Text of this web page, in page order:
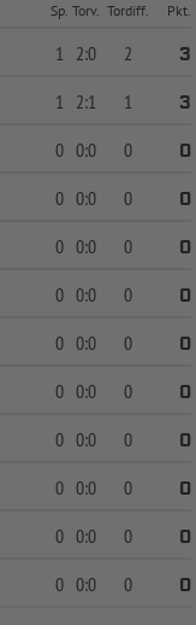
Sp. Torv. Tordiff. Pkt.
1 2:0 2
3
1 2:1 1
3
0 0:0 0
0
0 0:0 0
0
0 0:0 0
0
0 0:0 0
0
0 0:0 0
0
0 0:0 0
0
0 0:0 0
0
0 0:0 0
0
0 0:0 0
0
0 0:0 0
0